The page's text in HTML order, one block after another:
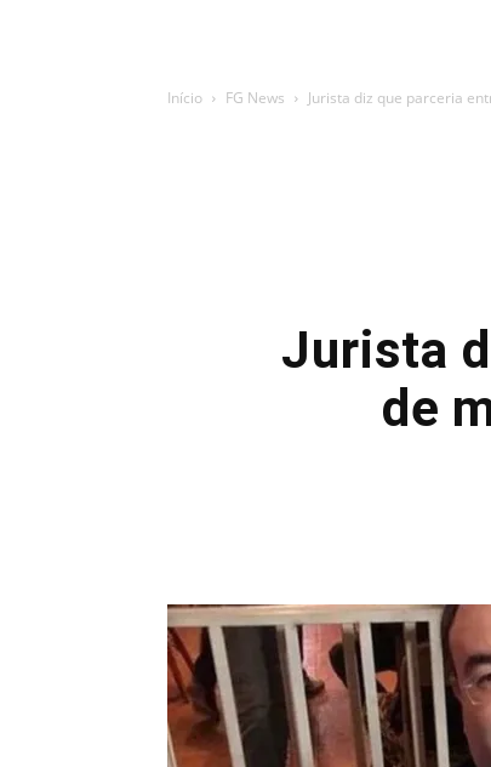
Início FG News Jurista diz que parceria
Jurista
de